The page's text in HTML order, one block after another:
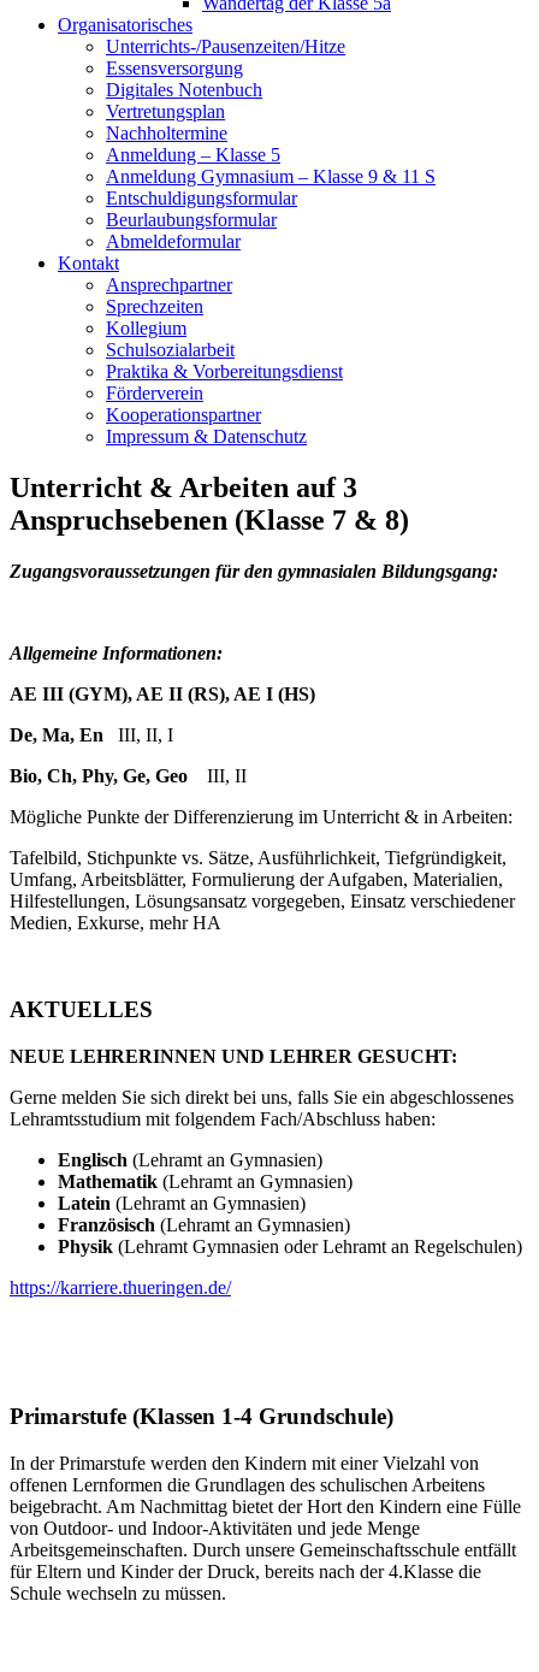
Organisatorisches
Unterrichts-/Pausenzeiten/Hitze
Essensversorgung
Digitales Notenbuch
Vertretungsplan
Nachholtermine
Anmeldung – Klasse 5
Anmeldung Gymnasium – Klasse 9 & 11 S
Entschuldigungsformular
Beurlaubungsformular
Abmeldeformular
Kontakt
Ansprechpartner
Sprechzeiten
Kollegium
Schulsozialarbeit
Praktika & Vorbereitungsdienst
Förderverein
Kooperationspartner
Impressum & Datenschutz
Unterricht & Arbeiten auf 3
Anspruchsebenen (Klasse 7 & 8)
Zugangsvoraussetzungen für den gymnasialen Bildungsgang:
Allgemeine Informationen:
AE III (GYM), AE II (RS), AE I (HS)
De, Ma, En III, II, I
Bio, Ch, Phy, Ge, Geo III, II
Mögliche Punkte der Differenzierung im Unterricht & in Arbeiten:
Tafelbild, Stichpunkte vs. Sätze, Ausführlichkeit, Tiefgründigkeit,
Umfang, Arbeitsblätter, Formulierung der Aufgaben, Materialien,
Hilfestellungen, Lösungsansatz vorgegeben, Einsatz verschiedener
Medien, Exkurse, mehr HA
AKTUELLES
NEUE LEHRERINNEN UND LEHRER GESUCHT:
Gerne melden Sie sich direkt bei uns, falls Sie ein abgeschlossenes
Lehramtsstudium mit folgendem Fach/Abschluss haben:
Englisch (Lehramt an Gymnasien)
Mathematik (Lehramt an Gymnasien)
Latein (Lehramt an Gymnasien)
Französisch (Lehramt an Gymnasien)
Physik (Lehramt Gymnasien oder Lehramt an Regelschulen)
https://karriere.thueringen.de/
Primarstufe (Klassen 1-4 Grundschule)
In der Primarstufe werden den Kindern mit einer Vielzahl von
offenen Lernformen die Grundlagen des schulischen Arbeitens
beigebracht. Am Nachmittag bietet der Hort den Kindern eine Fülle
von Outdoor- und Indoor-Aktivitäten und jede Menge
Arbeitsgemeinschaften. Durch unsere Gemeinschaftsschule entfällt
für Eltern und Kinder der Druck, bereits nach der 4.Klasse die
Schule wechseln zu müssen.